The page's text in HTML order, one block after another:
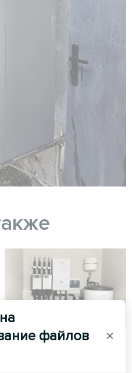
Частный дом
файлов
×